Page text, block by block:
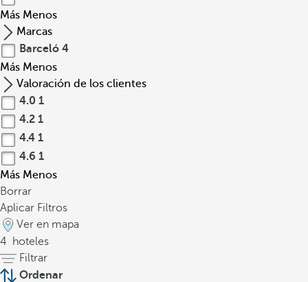
Más Menos
Marcas
Barceló 4
Más Menos
Valoración de los clientes
4.0 1
4.2 1
4.4 1
4.6 1
Más Menos
Borrar
Aplicar Filtros
Ver en mapa
4
hoteles
Filtrar
Ordenar